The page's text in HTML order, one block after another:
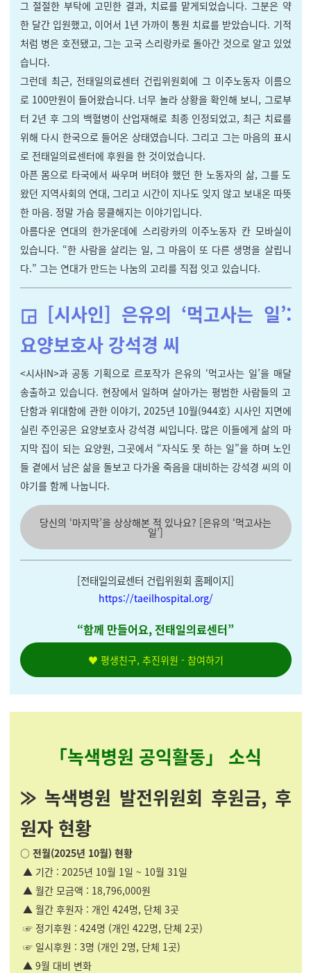
그 절절한 부탁에 고민한 결과, 치료를 맡게되었습니다. 그분은 약
한 달간 입원했고, 이어서 1년 가까이 통원 치료를 받았습니다. 기적
처럼 병은 호전됐고, 그는 고국 스리랑카로 돌아간 것으로 알고 있었
습니다.
그런데 최근, 전태일의료센터 건립위원회에 그 이주노동자 이름으
로 100만원이 들어왔습니다. 너무 놀라 상황을 확인해 보니, 그로부
터 2년 후 그의 백혈병이 산업재해로 최종 인정되었고, 최근 치료를
위해 다시 한국으로 들어온 상태였습니다. 그리고 그는 마음의 표시
로 전태일의료센터에 후원을 한 것이었습니다.
아픈 몸으로 타국에서 싸우며 버텨야 했던 한 노동자의 삶, 그를 도
왔던 지역사회의 연대, 그리고 시간이 지나도 잊지 않고 보내온 따뜻
한 마음. 정말 가슴 뭉클해지는 이야기입니다.
아름다운 연대의 한가운데에 스리랑카의 이주노동자 칸 모바실이
있습니다. “한 사람을 살리는 일, 그 마음이 또 다른 생명을 살립니
다.” 그는 연대가 만드는 나눔의 고리를 직접 잇고 있습니다.
◲ [시사인] 은유의 ‘먹고사는 일’:
요양보호사 강석경 씨
<시사IN>과 공동 기획으로 르포작가 은유의 ‘먹고사는 일’을 매달
송출하고 있습니다. 현장에서 일하며 살아가는 평범한 사람들의 고
단함과 위대함에 관한 이야기, 2025년 10월(944호) 시사인 지면에
실린 주인공은 요양보호사 강석경 씨입니다. 많은 이들에게 삶의 마
지막 집이 되는 요양원, 그곳에서 “자식도 못 하는 일”을 하며 노인
들 곁에서 남은 삶을 돌보고 다가올 죽음을 대비하는 강석경 씨의 이
야기를 함께 나눕니다.
당신의 ‘마지막’을 상상해본 적 있나요? [은유의 ‘먹고사는
일’]
[전태일의료센터 건립위원회 홈페이지]
https://taeilhospital.org/
“함께 만들어요,전태일의료센터”
♥ 평생친구, 추진위원 - 참여하기
「녹색병원 공익활동」 소식
⨠ 녹색병원 발전위원회 후원금, 후
원자 현황
○ 전월(2025년 10월) 현황
▲ 기간 : 2025년 10월 1일 ~ 10월 31일
▲ 월간 모금액 : 18,796,000원
▲ 월간 후원자 : 개인 424명, 단체 3곳
☞ 정기후원 : 424명 (개인 422명, 단체 2곳)
☞ 일시후원 : 3명 (개인 2명, 단체 1곳)
▲ 9월 대비 변화